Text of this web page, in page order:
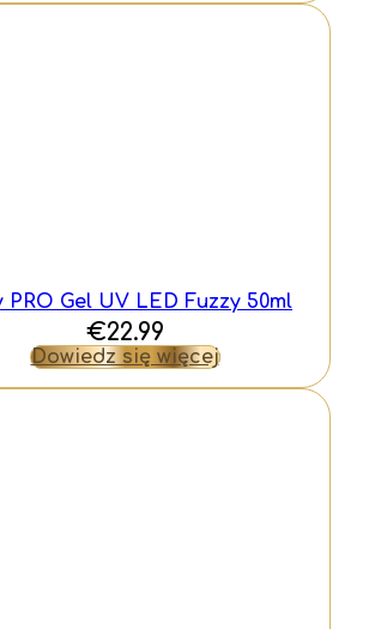
PRO Gel UV LED Fuzzy 50ml
€22.99
Dowiedz się więcej